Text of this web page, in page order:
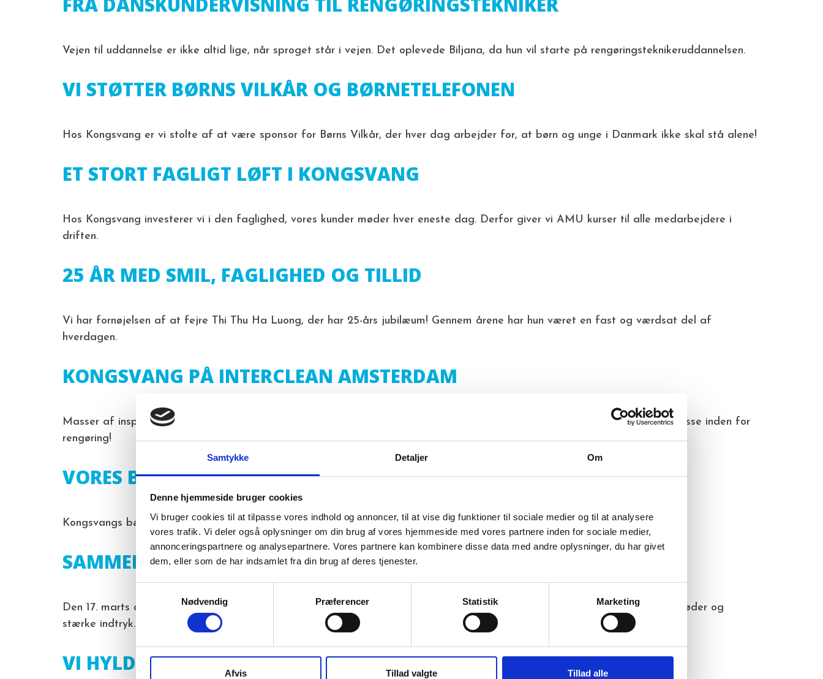
Samtykke Detaljer Om
Denne hjemmeside bruger cookies
Vi bruger cookies til at tilpasse vores indhold og annoncer, til at vise dig funktioner til sociale medier og til at analysere
vores trafik. Vi deler også oplysninger om din brug af vores hjemmeside med vores partnere inden for sociale medier,
annonceringspartnere og analysepartnere. Vores partnere kan kombinere disse data med andre oplysninger, du har givet
dem, eller som de har indsamlet fra din brug af deres tjenester.
Nødvendig
Præferencer Statistik Marketing
Afvis Tillad valgte Tillad alle
Vejen til uddannelse er ikke altid lige, når sproget står i vejen. Det oplevede Biljana, da hun vil starte på rengøringsteknikeruddannelsen.
VI STØTTER BØRNS VILKÅR OG BØRNETELEFONEN
Hos Kongsvang er vi stolte af at være sponsor for Børns Vilkår, der hver dag arbejder for, at børn og unge i Danmark ikke skal stå alene!
ET STORT FAGLIGT LØFT I KONGSVANG
Hos Kongsvang investerer vi i den faglighed, vores kunder møder hver eneste dag. Derfor giver vi AMU kurser til alle medarbejdere i
driften.
25 ÅR MED SMIL, FAGLIGHED OG TILLID
Vi har fornøjelsen af at fejre Thi Thu Ha Luong, der har 25-års jubilæum! Gennem årene har hun været en fast og værdsat del af
hverdagen.
KONGSVANG PÅ INTERCLEAN AMSTERDAM
Masser af inspiration indenfor bæredygtighed, automation og dokumentation på Interclean Amsterdam: verdens største messe inden for
rengøring!
VORES BÆREDYGTIGHEDSRAPPORT 2025 ER UDE
Kongsvangs bæredygtighedsrapport for 2025 er udkommet – nu efter EU’s frivillige VSME-standard.
SAMMEN OM ET ARBEJDSMARKED MED PLADS TIL ALLE
Den 17. marts deltog Kongsvang i jobmessen for fleksjobvisiterede hos Job Aarhus. En dag fyldt med gode samtaler, nye møder og
stærke indtryk.
VI HYLDER VORES ASSISTENTER MED MORGENMAD